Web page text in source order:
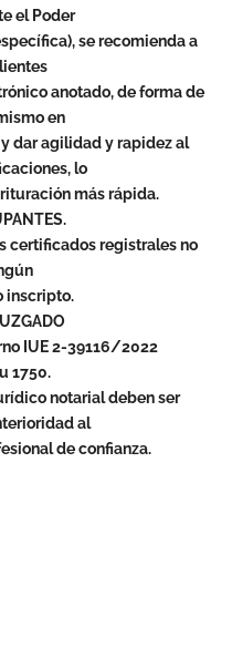
el Poder
se recomienda a
anotado, de forma de
en
dar agilidad y rapidez al
lo
más rápida.
certificados registrales no
inscripto.
IUE 2-39116/2022
1750.
notarial deben ser
al
de confianza.